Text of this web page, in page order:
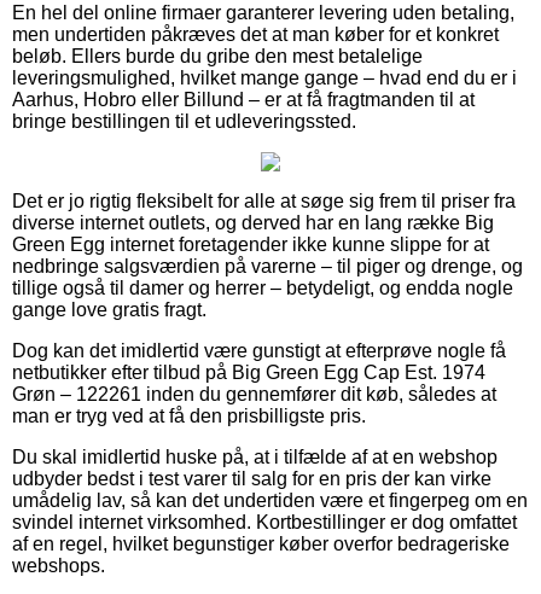
En hel del online firmaer garanterer levering uden betaling,
men undertiden påkræves det at man køber for et konkret
beløb. Ellers burde du gribe den mest betalelige
leveringsmulighed, hvilket mange gange – hvad end du er i
Aarhus, Hobro eller Billund – er at få fragtmanden til at
bringe bestillingen til et udleveringssted.
Det er jo rigtig fleksibelt for alle at søge sig frem til priser fra
diverse internet outlets, og derved har en lang række Big
Green Egg internet foretagender ikke kunne slippe for at
nedbringe salgsværdien på varerne – til piger og drenge, og
tillige også til damer og herrer – betydeligt, og endda nogle
gange love gratis fragt.
Dog kan det imidlertid være gunstigt at efterprøve nogle få
netbutikker efter tilbud på Big Green Egg Cap Est. 1974
Grøn – 122261 inden du gennemfører dit køb, således at
man er tryg ved at få den prisbilligste pris.
Du skal imidlertid huske på, at i tilfælde af at en webshop
udbyder bedst i test varer til salg for en pris der kan virke
umådelig lav, så kan det undertiden være et fingerpeg om en
svindel internet virksomhed. Kortbestillinger er dog omfattet
af en regel, hvilket begunstiger køber overfor bedrageriske
webshops.